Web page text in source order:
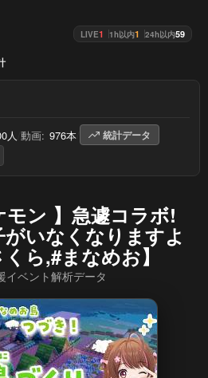
LIVE1 1h以内1 24h以内59
人 動画: 976本
統計データ
モン 】急遽コラボ!
いなくなりますよ
ら,#まなめお】
イベント解析データ